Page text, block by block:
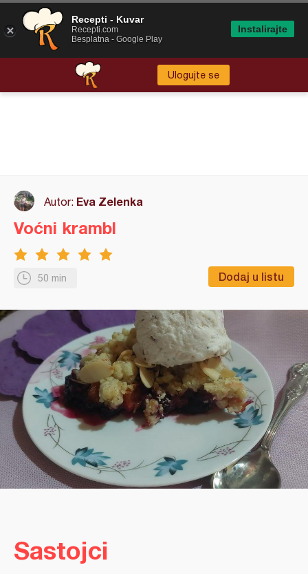
Ulogujte se
Autor: Eva Zelenka
50 min Dodaj u listu
Voćni krambl
Sastojci
Recepti - Kuvar
Recepti.com
Besplatna - Google Play
Instalirajte